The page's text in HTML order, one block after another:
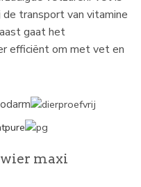
transport van vitamine
gaat het
efficiënt om met vet en
maxi